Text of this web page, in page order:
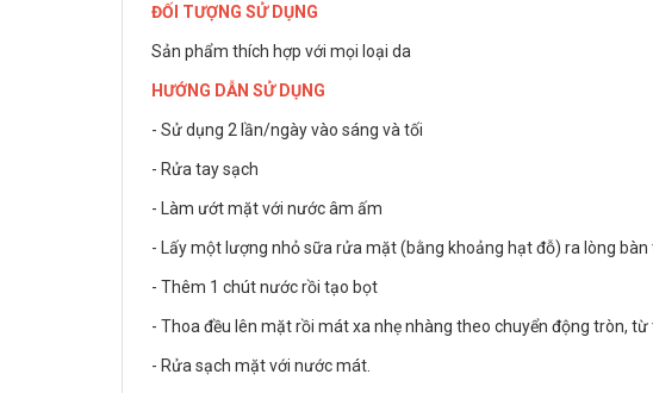
ĐỐI TƯỢNG SỬ DỤNG
Sản phẩm thích hợp với mọi loại da
HƯỚNG DẪN SỬ DỤNG
- Sử dụng 2 lần/ngày vào sáng và tối
- Rửa tay sạch
- Làm ướt mặt với nước âm ấm
- Lấy một lượng nhỏ sữa rửa mặt (bằng khoảng hạt đỗ) ra lòng bàn
- Thêm 1 chút nước rồi tạo bọt
- Thoa đều lên mặt rồi mát xa nhẹ nhàng theo chuyển động tròn,
- Rửa sạch mặt với nước mát.